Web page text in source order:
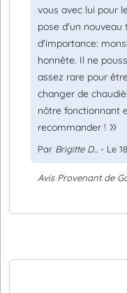
vous avec lui pour
pose d'un
d'importance:
honnête. Il ne
assez rare pour
changer de
nôtre fonctionnant
recommander !
Par Brigitte D... - Le
Avis Provenant de